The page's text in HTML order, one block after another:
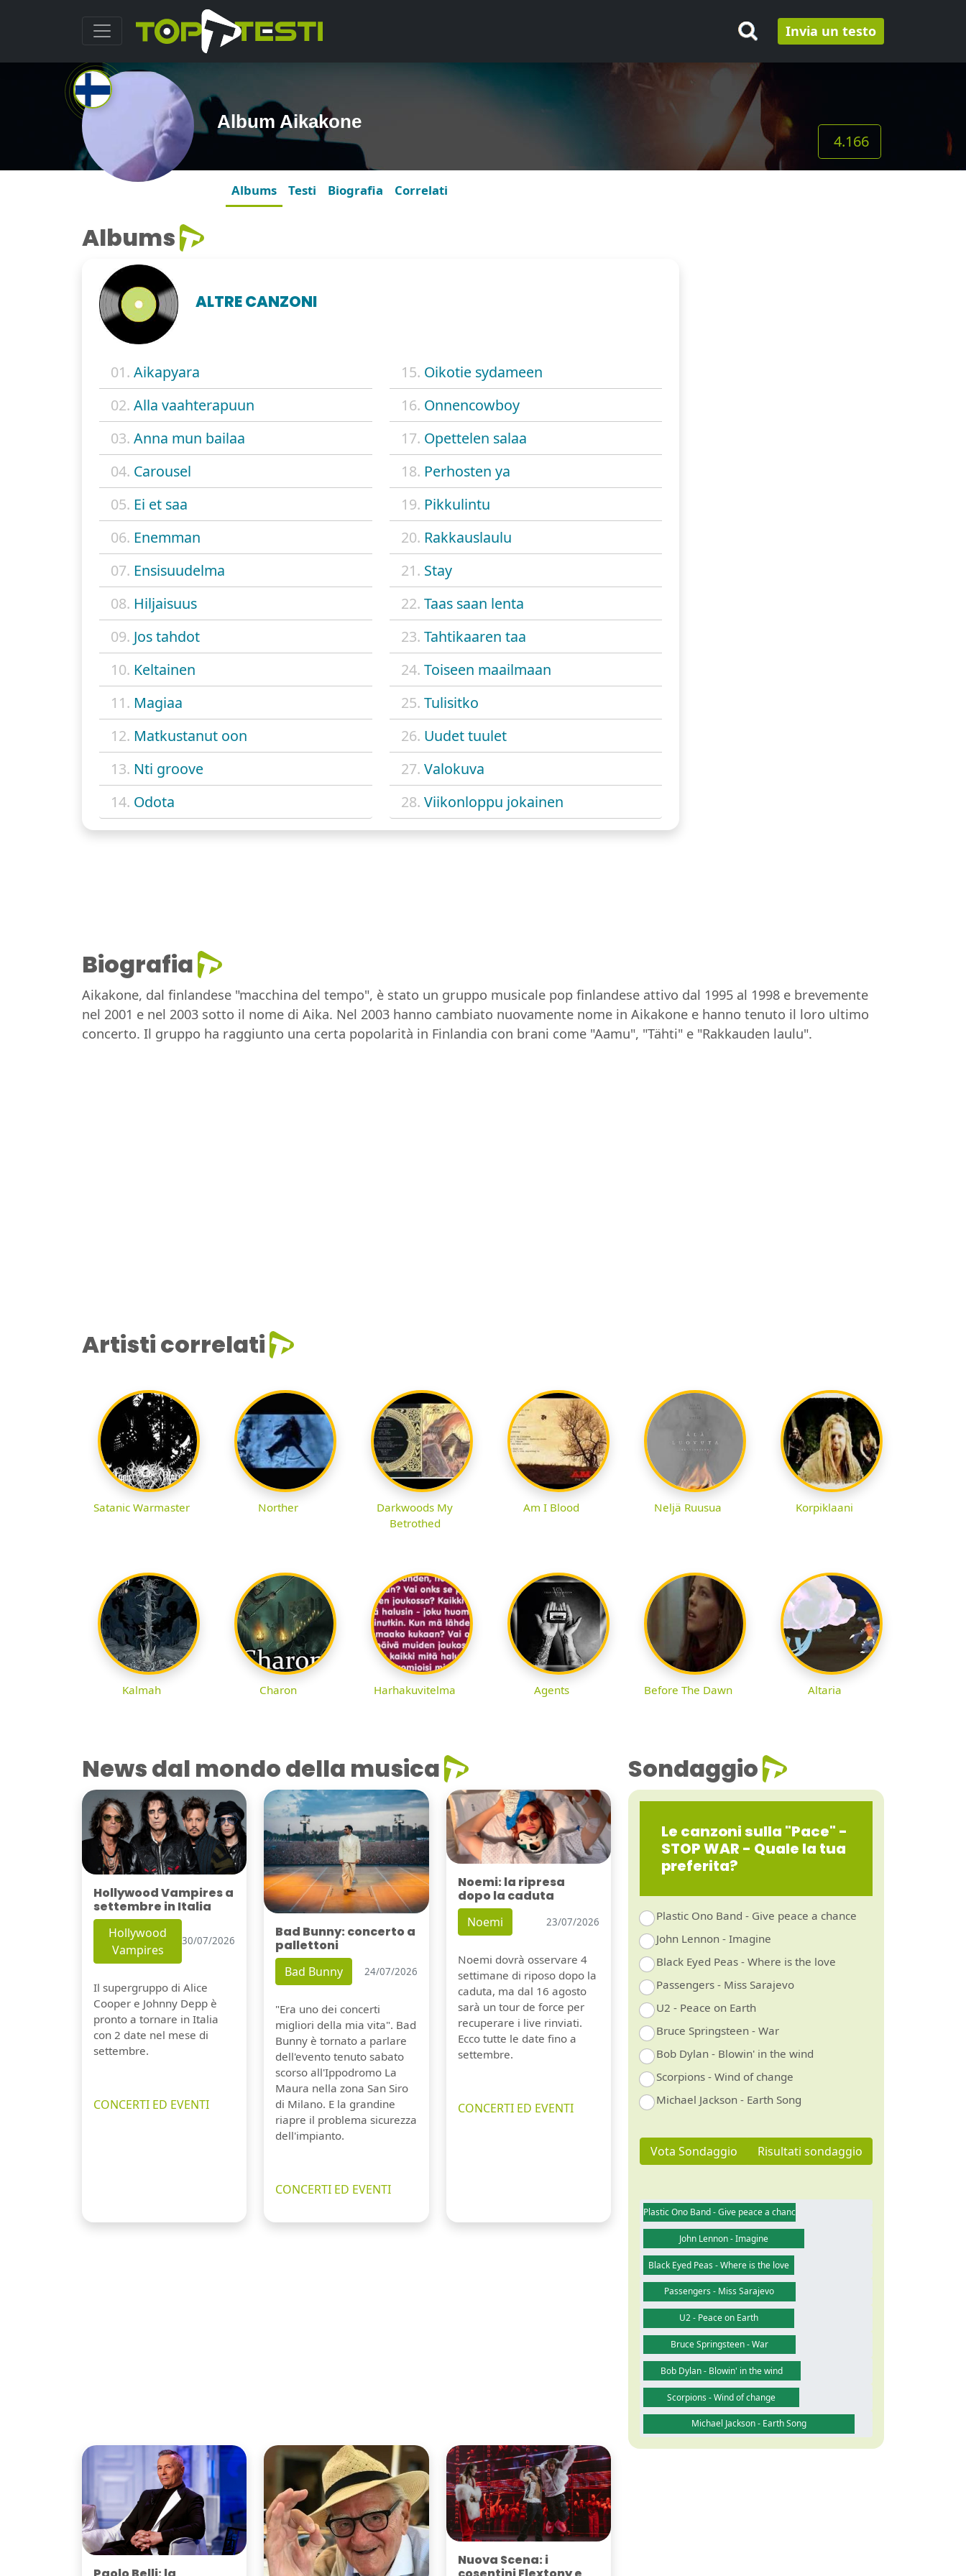
Invia un testo
Album Aikakone
4.166
Albums Testi Biografia Correlati
Albums
ALTRE CANZONI
01. Aikapyara
02. Alla vaahterapuun
03. Anna mun bailaa
04. Carousel
05. Ei et saa
06. Enemman
07. Ensisuudelma
08. Hiljaisuus
09. Jos tahdot
10. Keltainen
11. Magiaa
12. Matkustanut oon
13. Nti groove
14. Odota
15. Oikotie sydameen
16. Onnencowboy
17. Opettelen salaa
18. Perhosten ya
19. Pikkulintu
20. Rakkauslaulu
21. Stay
22. Taas saan lenta
23. Tahtikaaren taa
24. Toiseen maailmaan
25. Tulisitko
26. Uudet tuulet
27. Valokuva
28. Viikonloppu jokainen
Biografia
Aikakone, dal finlandese "macchina del tempo", è stato un gruppo musicale pop finlandese attivo dal 1995 al 1998 e brevemente
nel 2001 e nel 2003 sotto il nome di Aika. Nel 2003 hanno cambiato nuovamente nome in Aikakone e hanno tenuto il loro ultimo
concerto. Il gruppo ha raggiunto una certa popolarità in Finlandia con brani come "Aamu", "Tähti" e "Rakkauden laulu".
Artisti correlati
Satanic Warmaster Norther
Darkwoods My
Betrothed
Am I Blood Neljä Ruusua Korpiklaani
Kalmah Charon Harhakuvitelma Agents Before The Dawn Altaria
News dal mondo della musica
Hollywood Vampires a
settembre in Italia
Hollywood
Vampires
30/07/2026
Il supergruppo di Alice
Cooper e Johnny Depp è
pronto a tornare in Italia
con 2 date nel mese di
settembre.
CONCERTI ED EVENTI
Bad Bunny: concerto a
pallettoni
Bad Bunny 24/07/2026
"Era uno dei concerti
migliori della mia vita". Bad
Bunny è tornato a parlare
dell'evento tenuto sabato
scorso all'Ippodromo La
Maura nella zona San Siro
di Milano. E la grandine
riapre il problema sicurezza
dell'impianto.
CONCERTI ED EVENTI
Noemi: la ripresa
dopo la caduta
Noemi 23/07/2026
Noemi dovrà osservare 4
settimane di riposo dopo la
caduta, ma dal 16 agosto
sarà un tour de force per
recuperare i live rinviati.
Ecco tutte le date fino a
settembre.
CONCERTI ED EVENTI
Nuova Scena: i
Sondaggio
Le canzoni sulla "Pace" -
STOP WAR - Quale la tua
preferita?
Plastic Ono Band - Give peace a chance
John Lennon - Imagine
Black Eyed Peas - Where is the love
Passengers - Miss Sarajevo
U2 - Peace on Earth
Bruce Springsteen - War
Bob Dylan - Blowin' in the wind
Scorpions - Wind of change
Michael Jackson - Earth Song
Vota Sondaggio Risultati sondaggio
Plastic Ono Band - Give peace a chance
John Lennon - Imagine
Black Eyed Peas - Where is the love
Passengers - Miss Sarajevo
U2 - Peace on Earth
Bruce Springsteen - War
Bob Dylan - Blowin' in the wind
Scorpions - Wind of change
Michael Jackson - Earth Song